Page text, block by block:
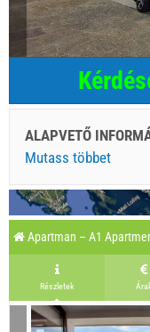
ALAPVETŐ
Mutass többet
Apartman – A1
Részletek